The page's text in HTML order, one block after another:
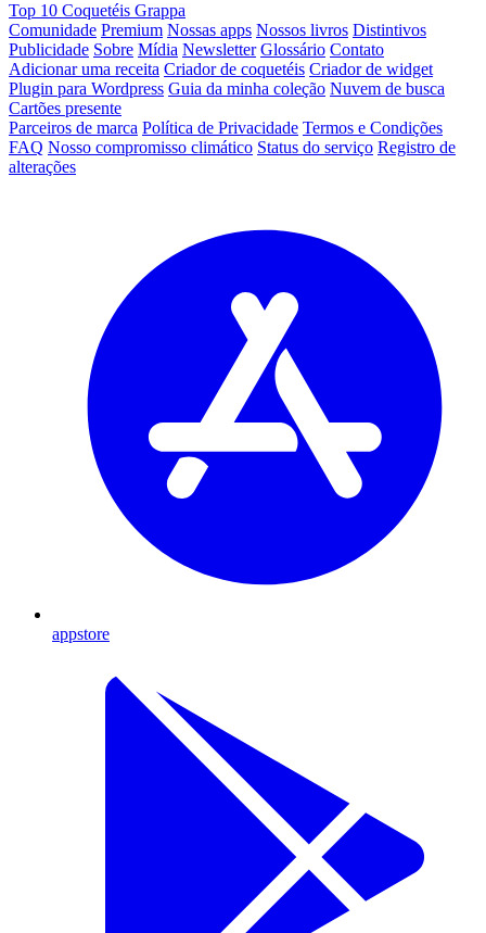
Top 10 Coquetéis Grappa
Comunidade Premium Nossas apps Nossos livros Distintivos
Publicidade Sobre Mídia Newsletter Glossário Contato
Adicionar uma receita Criador de coquetéis Criador de widget
Plugin para Wordpress Guia da minha coleção Nuvem de busca
Cartões presente
Parceiros de marca Política de Privacidade Termos e Condições
FAQ Nosso compromisso climático Status do serviço Registro de
alterações
appstore